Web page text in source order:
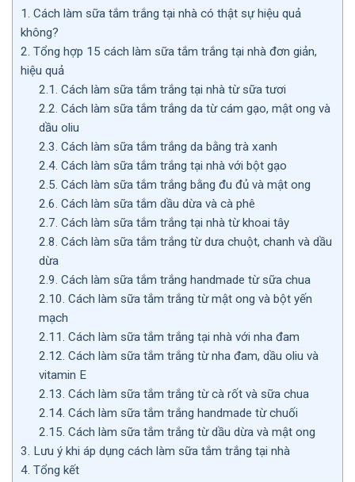
1. Cách làm sữa tắm trắng tại nhà có thật sự hiệu quả
không?
2. Tổng hợp 15 cách làm sữa tắm trắng tại nhà đơn giản,
hiệu quả
2.1. Cách làm sữa tắm trắng tại nhà từ sữa tươi
2.2. Cách làm sữa tắm trắng da từ cám gạo, mật ong và
dầu oliu
2.3. Cách làm sữa tắm trắng da bằng trà xanh
2.4. Cách làm sữa tắm trắng tại nhà với bột gạo
2.5. Cách làm sữa tắm trắng bằng đu đủ và mật ong
2.6. Cách làm sữa tắm dầu dừa và cà phê
2.7. Cách làm sữa tắm trắng tại nhà từ khoai tây
2.8. Cách làm sữa tắm trắng từ dưa chuột, chanh và dầu
dừa
2.9. Cách làm sữa tắm trắng handmade từ sữa chua
2.10. Cách làm sữa tắm trắng từ mật ong và bột yến
mạch
2.11. Cách làm sữa tắm trắng tại nhà với nha đam
2.12. Cách làm sữa tắm trắng từ nha đam, dầu oliu và
vitamin E
2.13. Cách làm sữa tắm trắng từ cà rốt và sữa chua
2.14. Cách làm sữa tắm trắng handmade từ chuối
2.15. Cách làm sữa tắm trắng từ dầu dừa và mật ong
3. Lưu ý khi áp dụng cách làm sữa tắm trắng tại nhà
4. Tổng kết